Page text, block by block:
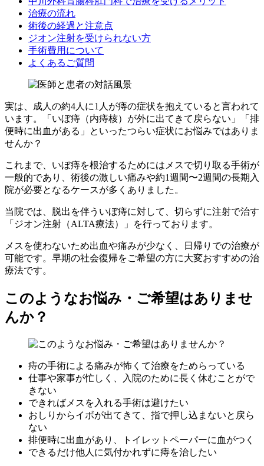
治療の流れ
術後の経過と注意点
ジオン注射を受けられない方
手術費用について
よくあるご質問
実は、 成人の約4人に1人 が痔の症状を抱えていると言われて
います。「いぼ痔（内痔核）が外に出てきて戻らない」「排
便時に出血がある」といったつらい症状にお悩みではありま
せんか？
これまで、いぼ痔を根治するためにはメスで切り取る手術が
一般的であり、術後の激しい痛みや約1週間〜2週間の長期入
院が必要となるケースが多くありました。
当院では、脱出を伴ういぼ痔に対して、 切らずに注射で治す
「ジオン注射（ALTA療法）」
を行っております。
メスを使わないため出血や痛みが少なく、 日帰りでの治療が
可能です。早期の社会復帰をご希望の方に大変おすすめの治
療法です。
このようなお悩み・ご希望はありませ
んか？
痔の手術による痛みが怖くて治療をためらっている
仕事や家事が忙しく、入院のために長く休むことがで
きない
できればメスを入れる手術は避けたい
おしりからイボが出てきて、指で押し込まないと戻ら
ない
排便時に出血があり、トイレットペーパーに血がつく
できるだけ他人に気付かれずに痔を治したい